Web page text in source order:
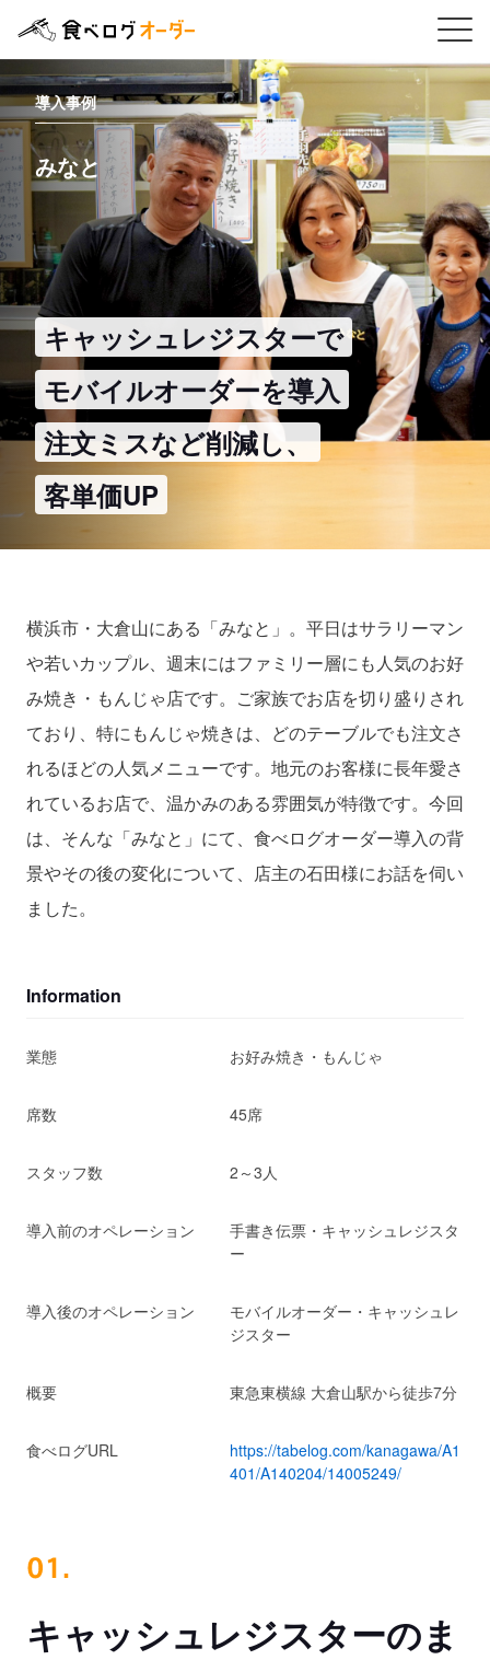
導入事例
みなと
キャッシュレジスターで
モバイルオーダーを導入
注文ミスなど削減し、
客単価UP
横浜市・大倉山にある「みなと」。平日はサラリーマン
や若いカップル、週末にはファミリー層にも人気のお好
み焼き・もんじゃ店です。ご家族でお店を切り盛りされ
ており、特にもんじゃ焼きは、どのテーブルでも注文さ
れるほどの人気メニューです。地元のお客様に長年愛さ
れているお店で、温かみのある雰囲気が特徴です。今回
は、そんな「みなと」にて、食べログオーダー導入の背
景やその後の変化について、店主の石田様にお話を伺い
ました。
Information
業態 お好み焼き・もんじゃ
席数 45席
スタッフ数 2～3人
導入前のオペレーション
手書き伝票・キャッシュレジスタ
ー
導入後のオペレーション
モバイルオーダー・キャッシュレ
ジスター
概要 東急東横線 大倉山駅から徒歩7分
食べログURL
https://tabelog.com/kanagawa/A1
401/A140204/14005249/
キャッシュレジスターのま